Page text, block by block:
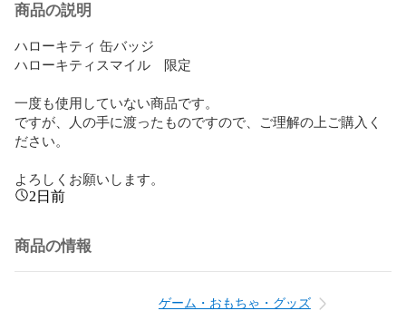
商品の説明
ハローキティ 缶バッジ
ハローキティスマイル　限定
一度も使用していない商品です。
ですが、人の手に渡ったものですので、ご理解の上ご購入く
ださい。
よろしくお願いします。
2日前
商品の情報
ゲーム・おもちゃ・グッズ